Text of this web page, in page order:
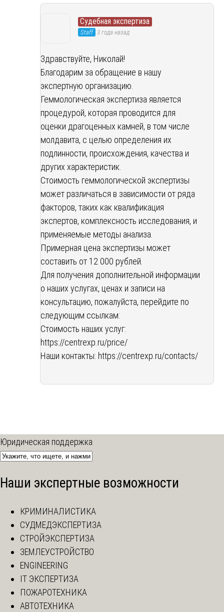
Судебная экспертиза
Staff 3 года назад
Здравствуйте, Николай!
Благодарим за обращение в нашу
экспертную организацию.
Геммологическая экспертиза является
процедурой, которая проводится для
оценки драгоценных камней, в том числе
молдавита, с целью определения их
подлинности, происхождения, качества и
других характеристик.
Стоимость геммологической экспертизы
может различаться в зависимости от ряда
факторов, таких как квалификация
экспертов, комплексность исследования, и
применяемые методы анализа.
Примерная цена экспертизы может
составить от 12 000 рублей.
Для получения дополнительной информации
о наших услугах, ценах и записи на
консультацию, пожалуйста, перейдите по
следующим ссылкам:
Стоимость наших услуг:
https://centrexp.ru/price/
Наши контакты: https://centrexp.ru/contacts/
Юридическая поддержка
Наши экспертные возможности
КРИМИНАЛИСТИКА
СУДМЕДЭКСПЕРТИЗА
СТРОЙЭКСПЕРТИЗА
ЗЕМЛЕУСТРОЙСТВО
ENGINEERING
IT ЭКСПЕРТИЗА
ПОЖАРОТЕХНИКА
АВТОТЕХНИКА